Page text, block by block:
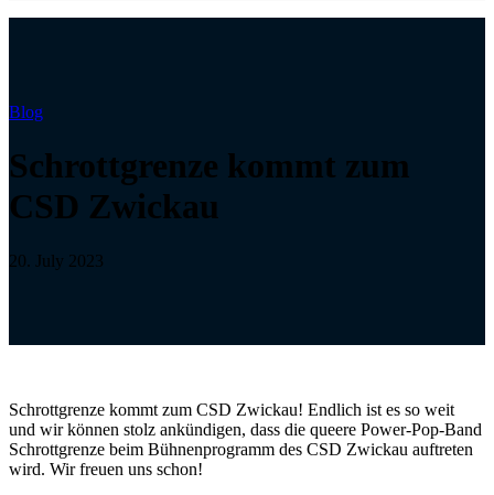
Blog
Schrottgrenze kommt zum
CSD Zwickau
20. July 2023
Schrottgrenze kommt zum CSD Zwickau! Endlich ist es so weit
und wir können stolz ankündigen, dass die queere Power-Pop-Band
Schrottgrenze beim Bühnenprogramm des CSD Zwickau auftreten
wird. Wir freuen uns schon!